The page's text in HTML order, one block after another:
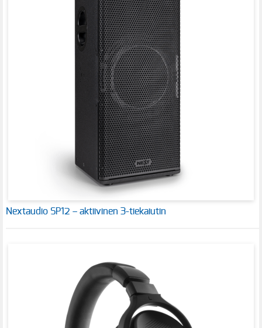
Nextaudio SP12 – aktiivinen 3-tiekaiutin